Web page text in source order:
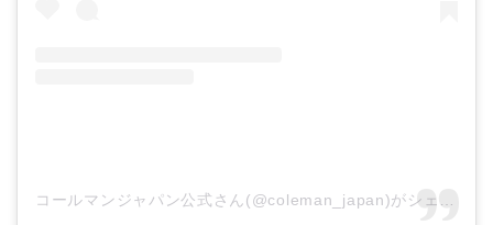
コールマンジャパン公式さん(@coleman_japan)がシェアした投稿